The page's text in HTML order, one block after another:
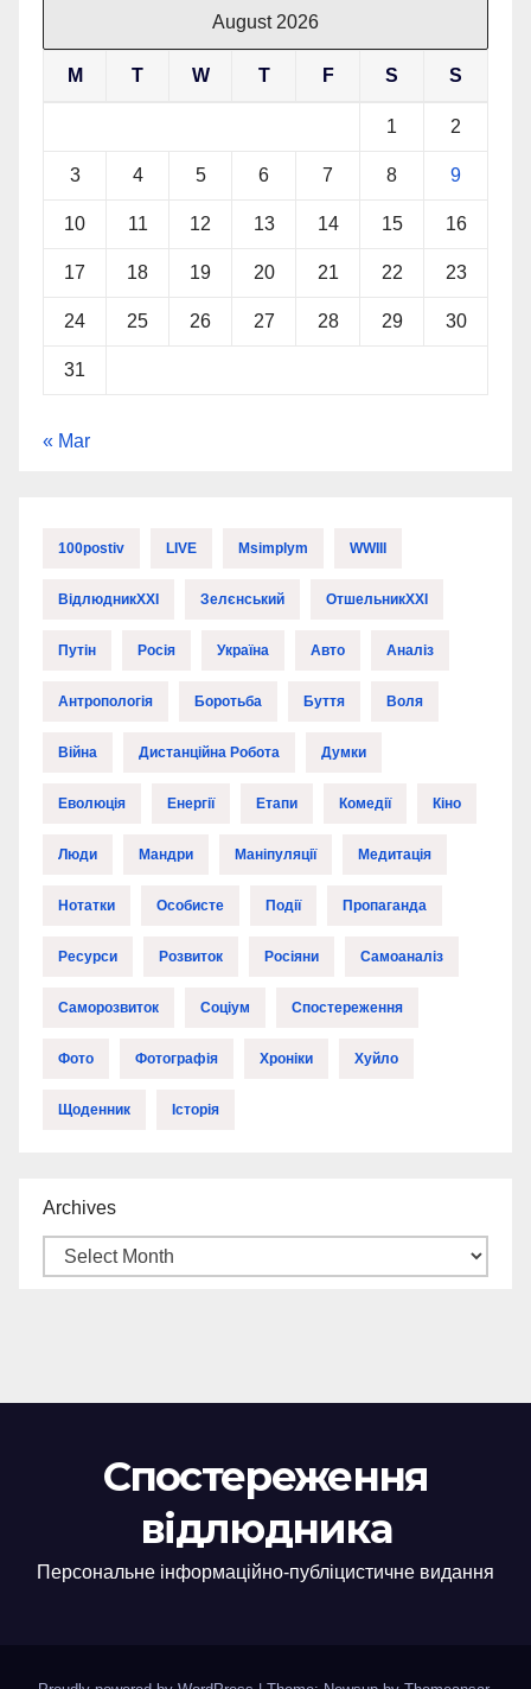
August 2026
M T W T F S S
1 2
3 4 5 6 7 8 9
10 11 12 13 14 15 16
17 18 19 20 21 22 23
24 25 26 27 28 29 30
31
« Mar
100postiv LIVE Msimplym WWIII
ВідлюдникXXI Зелєнський ОтшельникXXI
Путін Росія Україна Авто Аналіз
Антропологія Боротьба Буття Воля
Війна Дистанційна Робота Думки
Еволюція Енергії Етапи Комедії Кіно
Люди Мандри Маніпуляції Медитація
Нотатки Особисте Події Пропаганда
Ресурси Розвиток Росіяни Самоаналіз
Саморозвиток Соціум Спостереження
Фото Фотографія Хроніки Хуйло
Щоденник Історія
Archives
Спостереження
відлюдника
Персональне інформаційно-публіцистичне видання